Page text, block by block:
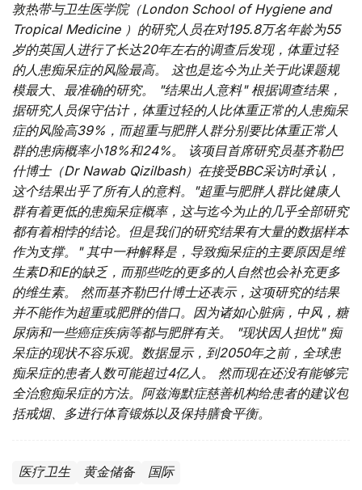
敦热带与卫生医学院（London School of Hygiene and
Tropical Medicine ）的研究人员在对195.8万名年龄为55
岁的英国人进行了长达20年左右的调查后发现，体重过轻
的人患痴呆症的风险最高。 这也是迄今为止关于此课题规
模最大、最准确的研究。 "结果出人意料" 根据调查结果，
据研究人员保守估计，体重过轻的人比体重正常的人患痴呆
症的风险高39%，而超重与肥胖人群分别要比体重正常人
群的患病概率小18%和24%。 该项目首席研究员基齐勒巴
什博士（Dr Nawab Qizilbash）在接受BBC采访时承认，
这个结果出乎了所有人的意料。"超重与肥胖人群比健康人
群有着更低的患痴呆症概率，这与迄今为止的几乎全部研究
都有着相悖的结论。但是我们的研究结果有大量的数据样本
作为支撑。" 其中一种解释是，导致痴呆症的主要原因是维
生素D和E的缺乏，而那些吃的更多的人自然也会补充更多
的维生素。 然而基齐勒巴什博士还表示，这项研究的结果
并不能作为超重或肥胖的借口。因为诸如心脏病，中风，糖
尿病和一些癌症疾病等都与肥胖有关。 "现状因人担忧" 痴
呆症的现状不容乐观。数据显示，到2050年之前，全球患
痴呆症的患者人数可能超过4亿人。 然而现在还没有能够完
全治愈痴呆症的方法。阿兹海默症慈善机构给患者的建议包
括戒烟、多进行体育锻炼以及保持膳食平衡。
医疗卫生 黄金储备 国际